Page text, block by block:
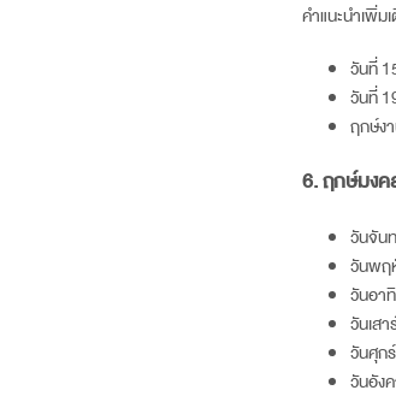
คำแนะนำเพิ่ม
วันที่
วันที่
ฤกษ์ง
6. ฤกษ์มง
วันจัน
วันพฤ
วันอา
วันเส
วันศุก
วันอัง